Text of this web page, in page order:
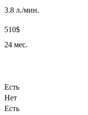
3.8 л./мин.
510$
24 мес.
Есть
Нет
Есть